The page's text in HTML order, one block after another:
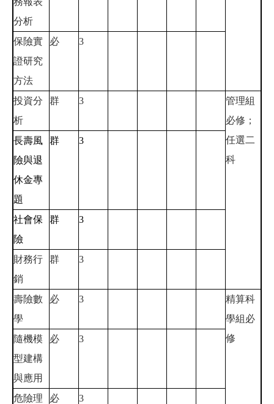
分析
保險實
證研究
方法
必 3
投資分
析
群 3
管理組
必修；
任選二
科
長壽風
險與退
休金專
題
群 3
社會保
險
群 3
財務行
銷
群 3
壽險數
學
必 3
精算科
學組必
修
隨機模
型建構
與應用
必 3
危險理
必 3